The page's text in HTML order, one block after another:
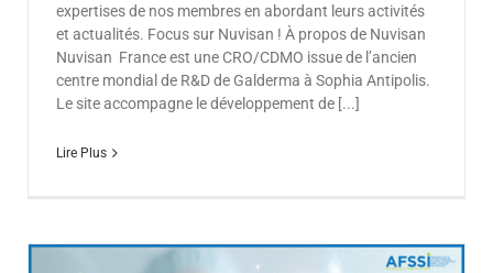
expertises de nos membres en abordant leurs activités
et actualités. Focus sur Nuvisan ! À propos de Nuvisan
Nuvisan France est une CRO/CDMO issue de l’ancien
centre mondial de R&D de Galderma à Sophia Antipolis.
Le site accompagne le développement de [...]
Lire Plus